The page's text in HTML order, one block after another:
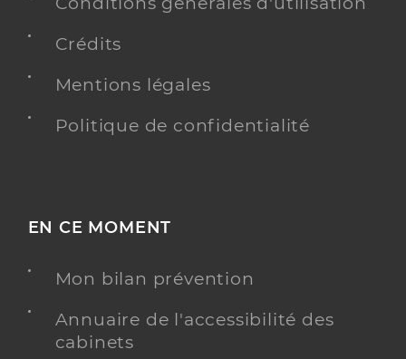
Crédits
Mentions légales
Politique de confidentialité
EN CE MOMENT
Mon bilan prévention
Annuaire de l'accessibilité des
cabinets